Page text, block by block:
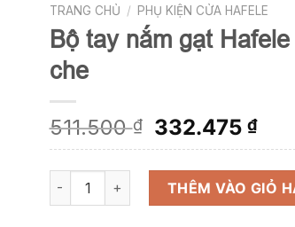
TRANG CHỦ / PHỤ KIỆN CỬA HAFELE
Bộ tay nắm gạt
che
511.500₫
Giá
gốc
là:
511.500 ₫.
332.475 ₫Giá
tại
là:
Bộ tay nắm gạt Hafele có nắp che số
THÊM VÀO GIỎ